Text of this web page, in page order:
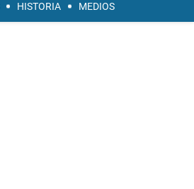
HISTORIA MEDIOS